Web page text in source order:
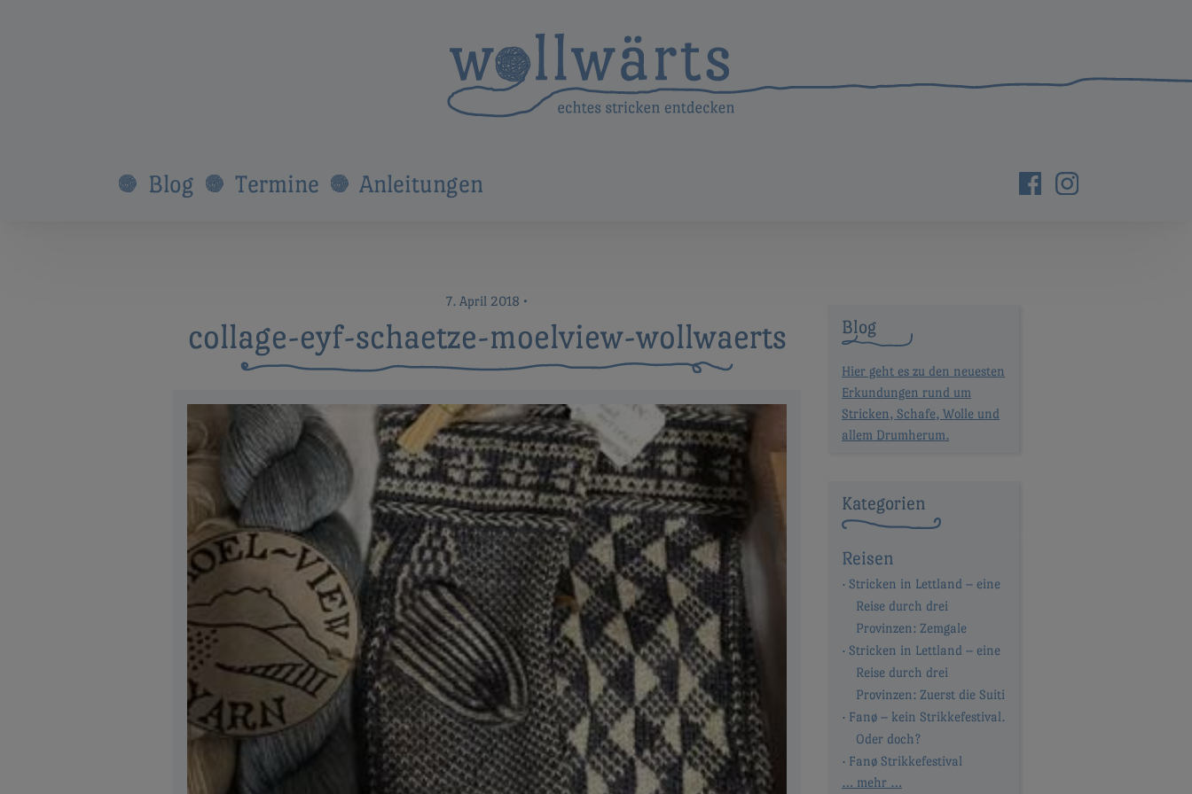
Blog Termine Anleitungen
7. April 2018 •
collage-eyf-schaetze-moelview-wollwaerts Blog
Hier geht es zu den neuesten
Erkundungen rund um
Stricken, Schafe, Wolle und
allem Drumherum.
Kategorien
Reisen
Stricken in Lettland – eine
Reise durch drei
Provinzen: Zemgale
Stricken in Lettland – eine
Reise durch drei
Provinzen: Zuerst die Suiti
Fanø – kein Strikkefestival.
Oder doch?
Fanø Strikkefestival
… mehr …